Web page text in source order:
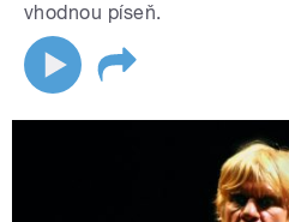
vhodnou píseň.